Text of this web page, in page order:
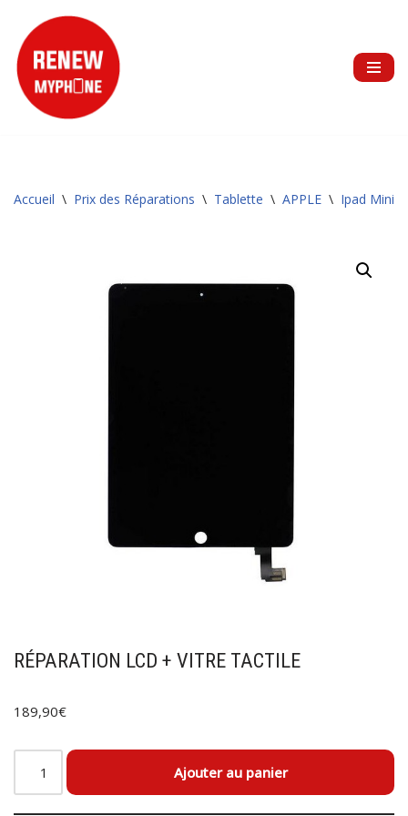
Aller
au
contenu
Accueil \ Prix des Réparations \ Tablette \ APPLE \ Ipad Mini
RÉPARATION LCD + VITRE TACTILE
189,90€
Ajouter au panier